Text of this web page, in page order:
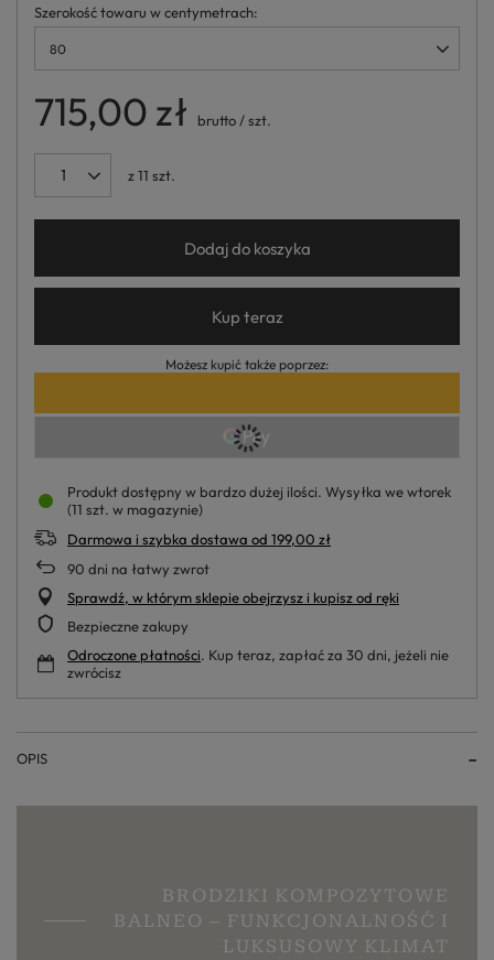
Szerokość towaru w centymetrach
80
715,00 zł brutto /szt.
z11 szt.
Dodaj do koszyka
Kup teraz
Możesz kupić także poprzez:
Produkt dostępny w bardzo dużej ilości Wysyłka we wtorek
(11 szt. w magazynie)
Darmowa i szybka dostawa od 199,00 zł
90 dni na łatwy zwrot
Sprawdź, w którym sklepie obejrzysz i kupisz od ręki
Bezpieczne zakupy
Odroczone płatności. Kup teraz, zapłać za 30 dni, jeżeli nie
zwrócisz
OPIS
BRODZIKI KOMPOZYTOWE
BALNEO – FUNKCJONALNOŚĆ I
LUKSUSOWY KLIMAT